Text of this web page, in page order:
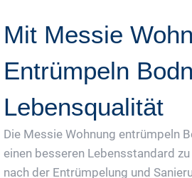
Mit Messie
Entrümpeln
Lebensqualität
Die Messie Wohnung entrümpeln
einen besseren Lebensstandard
nach der Entrümpelung und